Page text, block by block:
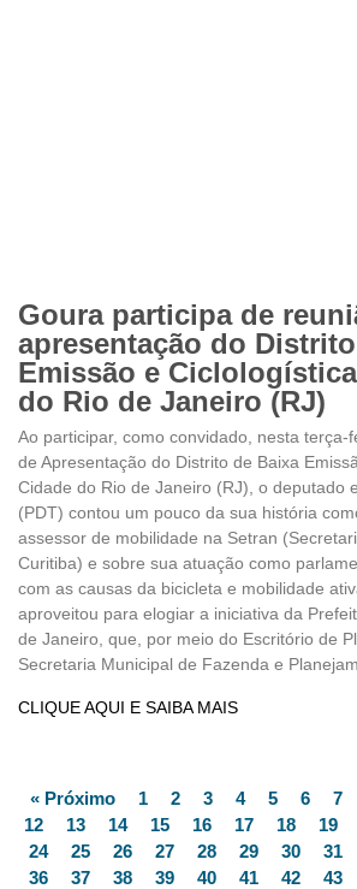
Goura participa de
apresentação do
Emissão e
do Rio de Janeiro (RJ)
Ao participar, como convidado, nesta terça-
de Apresentação do Distrito de Baixa
Cidade do Rio de Janeiro (RJ), o deputado
(PDT) contou um pouco da sua história
assessor de mobilidade na Setran
Curitiba) e sobre sua atuação como
com as causas da bicicleta e mobilidade
aproveitou para elogiar a iniciativa da
de Janeiro, que, por meio do Escritório de
Secretaria Municipal de Fazenda e
CLIQUE AQUI E SAIBA MAIS
« Próximo 1 2 3 4 5 6 7
12
13 14 15 16 17 18 19
24
25 26 27 28 29 30 31
36
37 38 39 40 41 42 43